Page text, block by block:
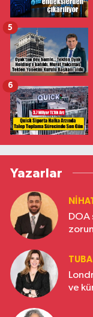
5
6
Yazarlar
ve